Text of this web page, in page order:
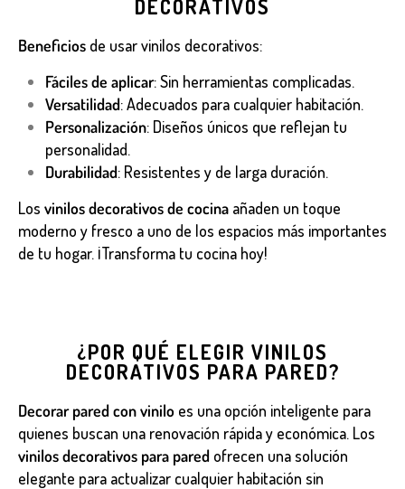
DECORATIVOS
Beneficios de usar vinilos decorativos:
Fáciles de aplicar: Sin herramientas complicadas.
Versatilidad: Adecuados para cualquier habitación.
Personalización: Diseños únicos que reflejan tu
personalidad.
Durabilidad: Resistentes y de larga duración.
Los vinilos decorativos de cocina añaden un toque
moderno y fresco a uno de los espacios más importantes
de tu hogar. ¡Transforma tu cocina hoy!
¿POR QUÉ ELEGIR VINILOS
DECORATIVOS PARA PARED?
Decorar pared con vinilo es una opción inteligente para
quienes buscan una renovación rápida y económica. Los
vinilos decorativos para pared ofrecen una solución
elegante para actualizar cualquier habitación sin